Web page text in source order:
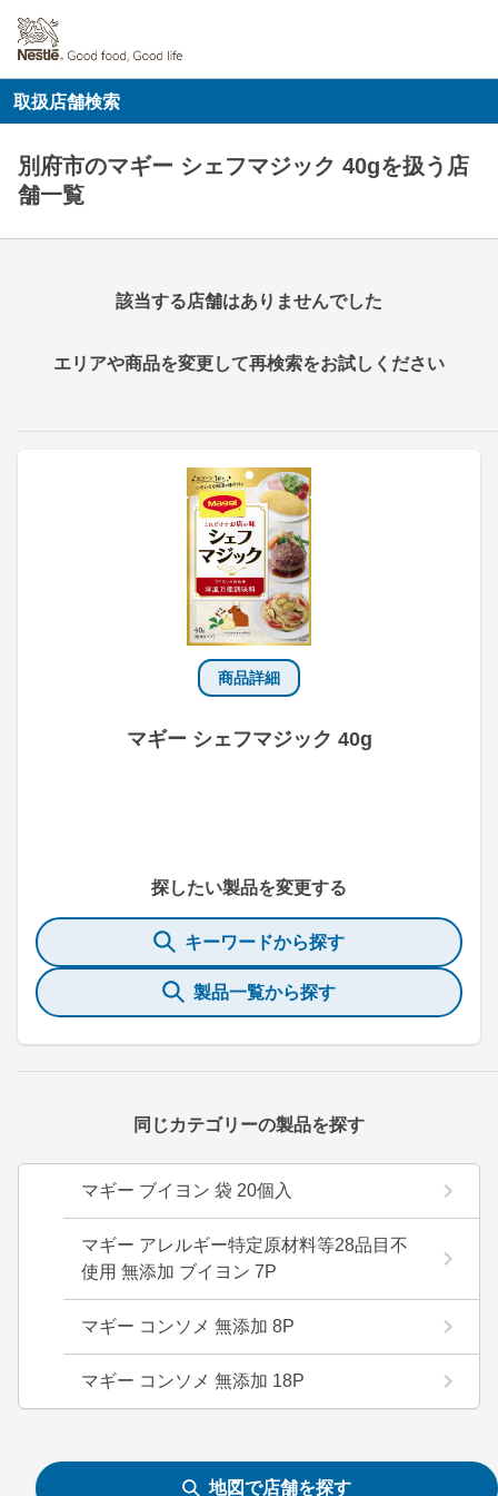
取扱店舗検索
別府市のマギー シェフマジック 40gを扱う店
舗一覧
商品詳細
マギー シェフマジック 40g
探したい製品を変更する
キーワードから探す
製品一覧から探す
同じカテゴリーの製品を探す
マギー ブイヨン 袋 20個入
マギー アレルギー特定原材料等28品目不
使用 無添加 ブイヨン 7P
マギー コンソメ 無添加 8P
マギー コンソメ 無添加 18P
該当する店舗はありませんでした
エリアや商品を変更して再検索をお試しください
地図で店舗を探す